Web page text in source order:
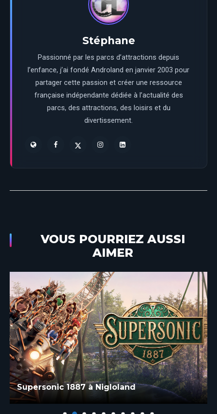
Stéphane
Passionné par les parcs d’attractions depuis
l’enfance, j’ai fondé Androland en janvier 2003 pour
partager cette passion et créer une ressource
française indépendante dédiée à l’actualité des
parcs, des attractions, des loisirs et du
divertissement.
VOUS POURRIEZ AUSSI
AIMER
Supersonic 1887 à Nigloland